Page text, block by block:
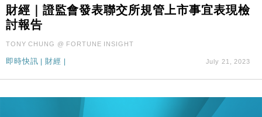
15:59
財經｜SA售股自救後再出手 斥4億美元押注未上市公
司
18:31
財經｜華僑銀行上半年淨利創新高 中期息增15%至
及消費表現
本地｜假冒內地執法人員要求交「保證金」 43歲女子
損失近6900萬元
財經｜證監會發表聯交所規管上市事宜表現檢
討報告
TONY CHUNG @ FORTUNE INSIGHT
即時快訊 財經 July 21, 2023